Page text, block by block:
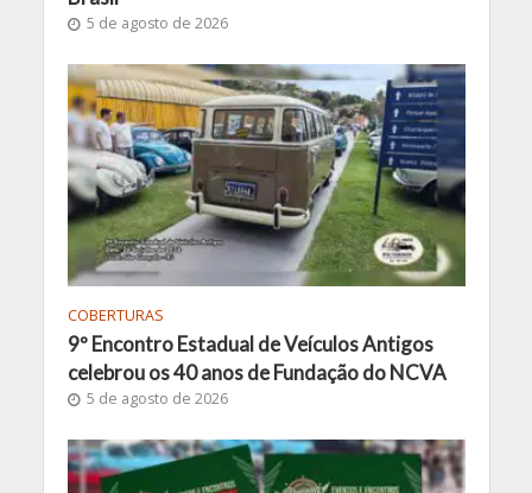
5 de agosto de 2026
COBERTURAS
9º Encontro Estadual de Veículos Antigos
celebrou os 40 anos de Fundação do NCVA
5 de agosto de 2026